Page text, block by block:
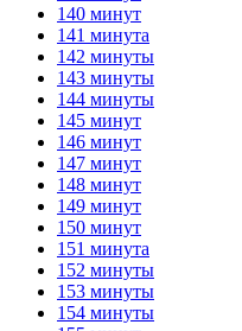
140 минут
141 минута
142 минуты
143 минуты
144 минуты
145 минут
146 минут
147 минут
148 минут
149 минут
150 минут
151 минута
152 минуты
153 минуты
154 минуты